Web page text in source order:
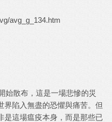
avg_g_134.htm
始散布，這是一場悲慘的災
界陷入無盡的恐懼與痛苦。但
是這場瘟疫本身，而是那些已